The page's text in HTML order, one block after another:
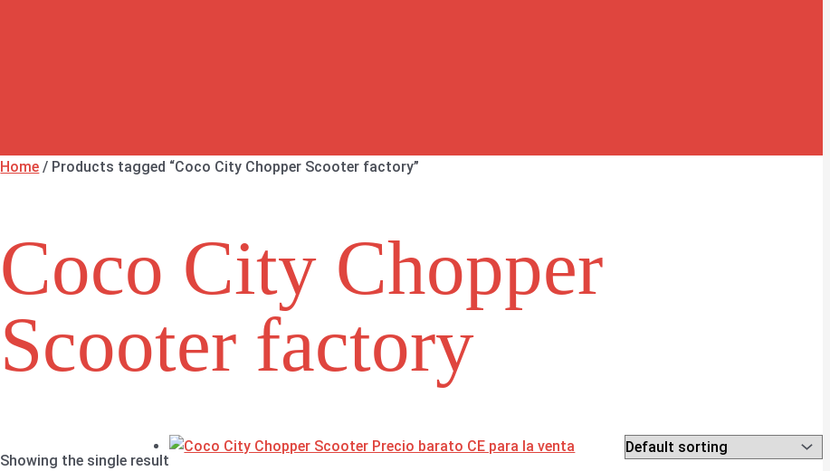
Home / Products tagged “Coco City Chopper Scooter factory”
Coco City Chopper
Scooter factory
Showing the single result